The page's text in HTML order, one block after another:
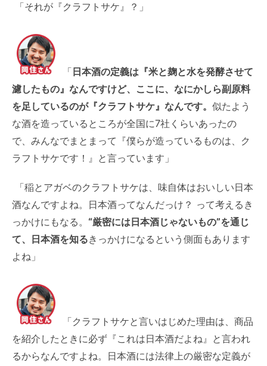
「それが『クラフトサケ』？」
「日本酒の定義は『米と麹と水を発酵させて
濾したもの』なんですけど、ここに、なにかしら副原料
を足しているのが『クラフトサケ』なんです。 似たよう
な酒を造っているところが全国に7社くらいあったの
で、みんなでまとまって『僕らが造っているものは、ク
ラフトサケです！』と言っています」
「稲とアガベのクラフトサケは、味自体はおいしい日本
酒なんですよね。日本酒ってなんだっけ？ って考えるき
っかけにもなる。 “厳密には日本酒じゃないもの”を通じ
て、日本酒を知るきっかけになるという側面もあります
よね」
「クラフトサケと言いはじめた理由は、商品
を紹介したときに必ず『これは日本酒だよね』と言われ
るからなんですよね。日本酒には法律上の厳密な定義が